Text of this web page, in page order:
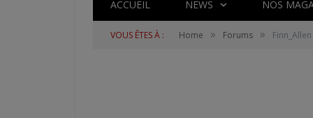
ACCUEIL NEWS NOS
VOUS ÊTES À : Home » Forums » Finn_Allen